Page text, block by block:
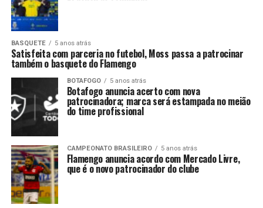
BASQUETE 5 anos atrás
Satisfeita com parceria no futebol, Moss passa a patrocinar
também o basquete do Flamengo
BOTAFOGO 5 anos atrás
Botafogo anuncia acerto com nova
patrocinadora; marca será estampada no meião
do time profissional
CAMPEONATO BRASILEIRO 5 anos atrás
Flamengo anuncia acordo com Mercado Livre,
que é o novo patrocinador do clube